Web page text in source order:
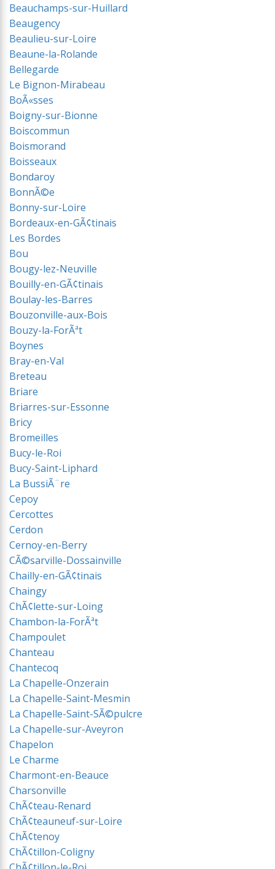
Beauchamps-sur-Huillard
Beaugency
Beaulieu-sur-Loire
Beaune-la-Rolande
Bellegarde
Le Bignon-Mirabeau
BoÃ«sses
Boigny-sur-Bionne
Boiscommun
Boismorand
Boisseaux
Bondaroy
BonnÃ©e
Bonny-sur-Loire
Bordeaux-en-GÃ¢tinais
Les Bordes
Bou
Bougy-lez-Neuville
Bouilly-en-GÃ¢tinais
Boulay-les-Barres
Bouzonville-aux-Bois
Bouzy-la-ForÃªt
Boynes
Bray-en-Val
Breteau
Briare
Briarres-sur-Essonne
Bricy
Bromeilles
Bucy-le-Roi
Bucy-Saint-Liphard
La BussiÃ¨re
Cepoy
Cercottes
Cerdon
Cernoy-en-Berry
CÃ©sarville-Dossainville
Chailly-en-GÃ¢tinais
Chaingy
ChÃ¢lette-sur-Loing
Chambon-la-ForÃªt
Champoulet
Chanteau
Chantecoq
La Chapelle-Onzerain
La Chapelle-Saint-Mesmin
La Chapelle-Saint-SÃ©pulcre
La Chapelle-sur-Aveyron
Chapelon
Le Charme
Charmont-en-Beauce
Charsonville
ChÃ¢teau-Renard
ChÃ¢teauneuf-sur-Loire
ChÃ¢tenoy
ChÃ¢tillon-Coligny